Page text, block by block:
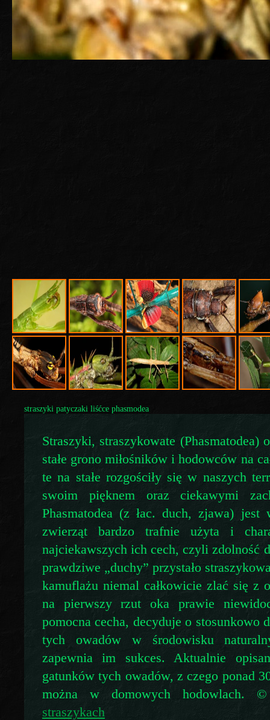
straszyki patyczaki liśćce phasmodea
Straszyki, straszykowate
stałe grono miłośników i hodowców na
te na stałe rozgościły się w naszych
swoim pięknem oraz ciekawymi
Phasmatodea (z łac. duch, zjawa)
zwierząt bardzo trafnie użyta i
najciekawszych ich cech, czyli zdolność
prawdziwe „duchy” przystało
kamuflażu niemal całkowicie zlać się z
na pierwszy rzut oka prawie
pomocna cecha, decyduje o stosunkowo
tych owadów w środowisku
zapewnia im sukces. Aktualnie
gatunków tych owadów, z czego ponad
można w domowych hodowlach.
straszykach